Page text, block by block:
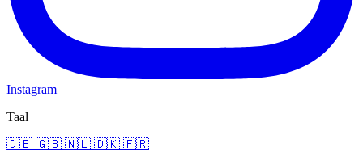
Instagram
Taal
🇩🇪 🇬🇧 🇳🇱 🇩🇰 🇫🇷